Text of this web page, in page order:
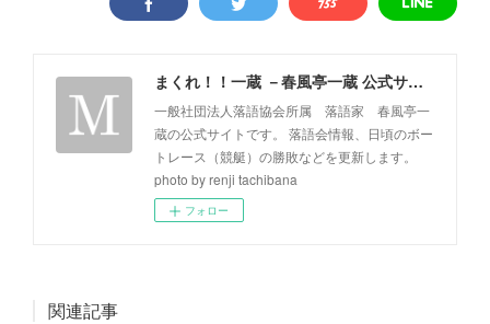
まくれ！！一蔵 －春風亭一蔵 公式サイト－
一般社団法人落語協会所属 落語家 春風亭一
蔵の公式サイトです。 落語会情報、日頃のボー
トレース（競艇）の勝敗などを更新します。
photo by renji tachibana
フォロー
関連記事